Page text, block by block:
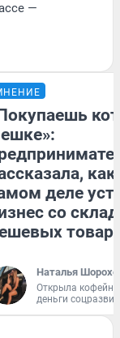
—
как
деле
со
Наталья
Открыла
деньги